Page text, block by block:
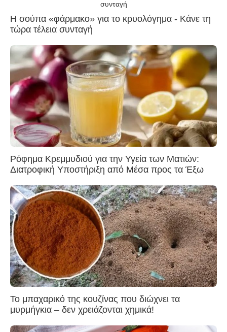
Η σούπα «φάρμακο» για το κρυολόγημα - Κάνε τη
τώρα τέλεια συνταγή
Ρόφημα Κρεμμυδιού για την Υγεία των Ματιών:
Διατροφική Υποστήριξη από Μέσα προς τα Έξω
Το μπαχαρικό της κουζίνας που διώχνει τα
μυρμήγκια – δεν χρειάζονται χημικά!